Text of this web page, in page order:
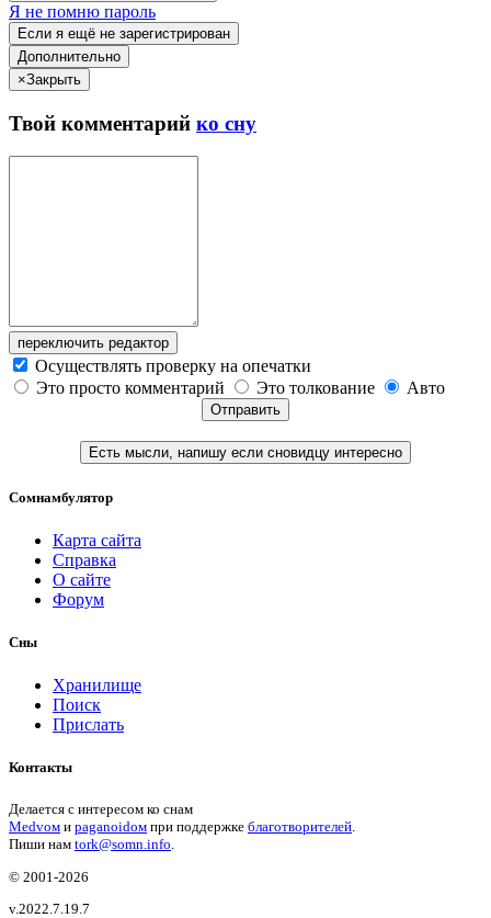
Я не помню пароль
Если я ещё не зарегистрирован
Дополнительно
×Закрыть
Твой комментарий ко сну
переключить редактор
Осуществлять проверку на опечатки
Это просто комментарий
Это толкование Авто
Отправить
Есть мысли, напишу если сновидцу интересно
Сомнамбулятор
Карта сайта
Справка
О сайте
Форум
Сны
Хранилище
Поиск
Прислать
Контакты
Делается с интересом ко снам
Medvом и paganoidом при поддержке благотворителей.
Пиши нам tork@somn.info.
© 2001 -2026
v.2022.7.19.7